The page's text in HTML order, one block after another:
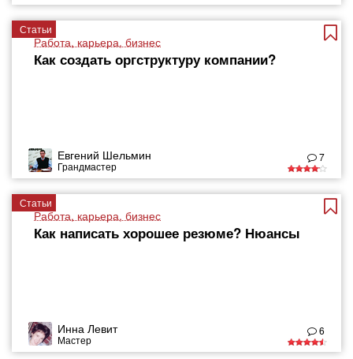
Статьи
Работа, карьера, бизнес
Как создать оргструктуру компании?
Евгений Шельмин
Грандмастер
7
Статьи
Работа, карьера, бизнес
Как написать хорошее резюме? Нюансы
Инна Левит
Мастер
6